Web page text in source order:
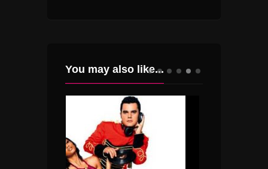
You may also like...